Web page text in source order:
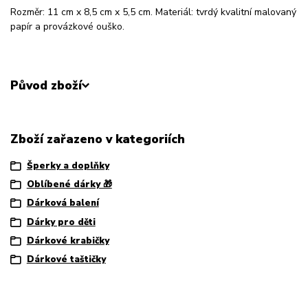
Rozměr: 11 cm x 8,5 cm x 5,5 cm. Materiál: tvrdý kvalitní malovaný
papír a provázkové ouško.
Původ zboží
Zboží zařazeno v kategoriích
Šperky a doplňky
Oblíbené dárky 🎁
Dárková balení
Dárky pro děti
Dárkové krabičky
Dárkové taštičky